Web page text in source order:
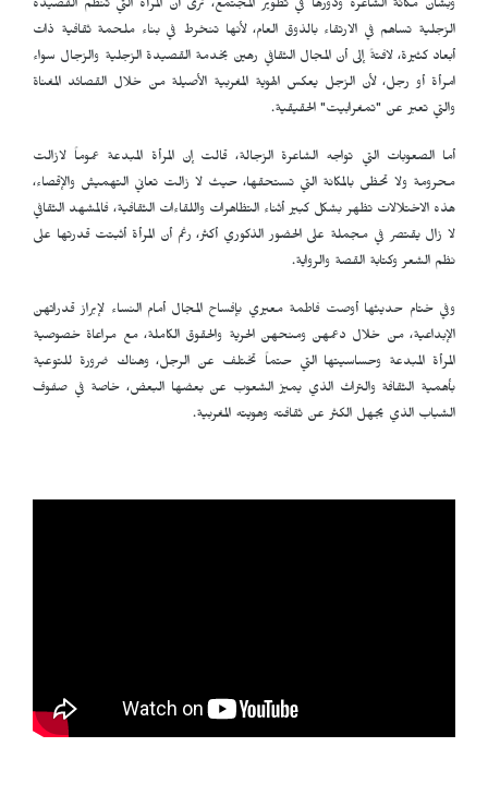
وبشأن مكانة الشاعرة ودورها في تطوير المجتمع، ترى أن المرأة التي تنظم القصيدة
الزجلية تساهم في الارتقاء بالذوق العام، لأنها تنخرط في بناء ملحمة ثقافية ذات
أبعاد كثيرة، لافتةً إلى أن المجال الثقافي رهين بخدمة القصيدة الزجلية والزجال سواء
امرأة أو رجل، لأن الزجل يعكس الهوية المغربية الأصيلة من خلال القصائد المغناة
والتي تعبر عن "تمغرابيت" الحقيقية.
أما الصعوبات التي تواجه الشاعرة الزجالة، قالت إن المرأة المبدعة عموماً لازالت
محرومة ولا تحظى بالمكانة التي تستحقها، حيث لا زالت تعاني التهميش والإقصاء،
هذه الاختلالات تظهر بشكل كبير أثناء التظاهرات واللقاءات الثقافية، فالمشهد الثقافي
لا زال يقتصر في مجملة على الحضور الذكوري أكثر، رغم أن المرأة أثبتت قدرتها على
نظم الشعر وكتابة القصة والرواية.
وفي ختام حديثها أوصت فاطمة معيري بإفساح المجال أمام النساء لإبراز قدراتهن
الإبداعية، من خلال دعمهن ومنحهن الحرية والحقوق الكاملة، مع مراعاة خصوصية
المرأة المبدعة وحساسيتها التي حتماً تختلف عن الرجل، وهناك ضرورة للتوعية
بأهمية الثقافة والتراث الذي يميز الشعوب عن بعضها البعض، خاصة في صفوف
الشباب الذي يجهل الكثر عن ثقافته وهويته المغربية.